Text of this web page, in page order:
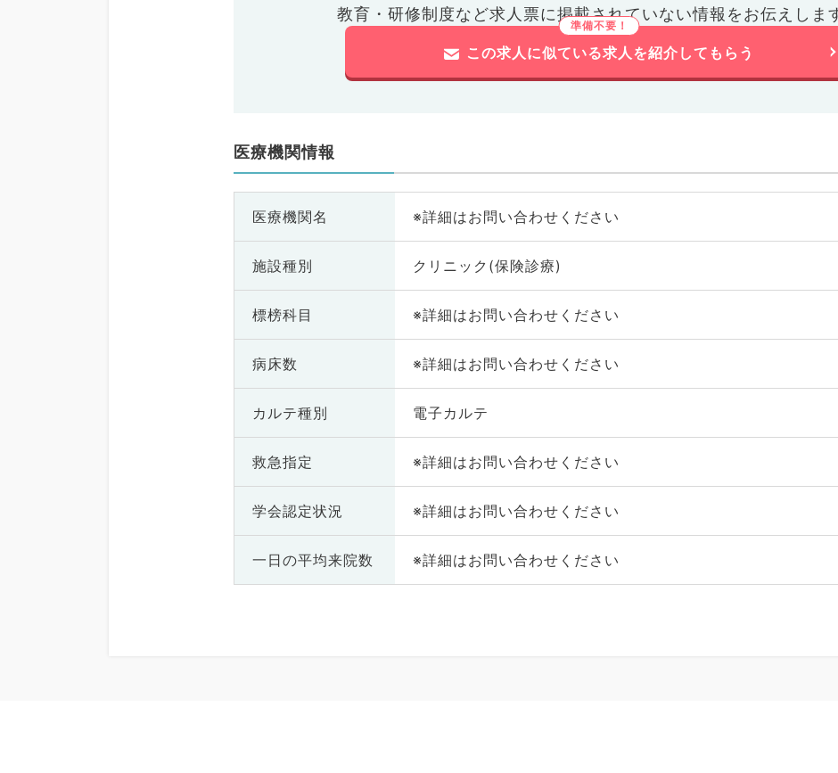
教育・研修制度など求人票に掲載されていない情報をお伝えしま
この求人に似ている求人を紹介してもらう
医療機関情報
医療機関名 ※詳細はお問い合わせください
施設種別 クリニック(保険診療)
標榜科目 ※詳細はお問い合わせください
病床数 ※詳細はお問い合わせください
カルテ種別 電子カルテ
救急指定 ※詳細はお問い合わせください
学会認定状況 ※詳細はお問い合わせください
一日の平均来院数 ※詳細はお問い合わせください